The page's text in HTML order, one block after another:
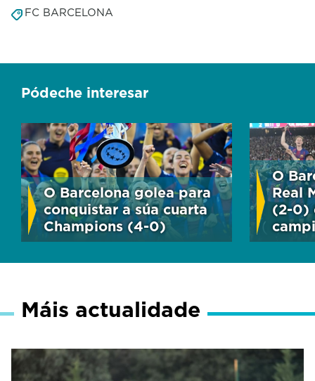
FC BARCELONA
Pódeche interesar
O Barcelona golea para
conquistar a súa cuarta
Champions (4-0)
O
Real
(2-0)
Máis actualidade